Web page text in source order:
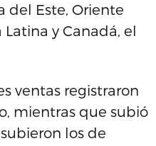
del Este, Oriente
Latina y Canadá, el
ventas registraron
mientras que subió
los de